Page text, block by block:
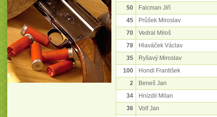
50
Falcman Jiří
45
Průšek Miroslav
70
Vedral Miloš
78
Hlaváček Václav
35
Ryšavý Miroslav
100
Hondl František
2
Beneš Jan
34
Hnízdil Milan
36
Volf Jan